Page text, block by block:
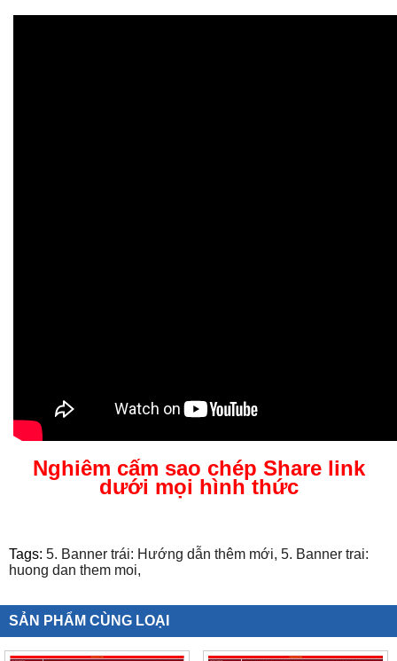
Nghiêm cấm sao chép Share link
dưới mọi hình thức
Tags: 5. Banner trái: Hướng dẫn thêm mới, 5. Banner trai:
huong dan them moi,
SẢN PHẨM CÙNG LOẠI